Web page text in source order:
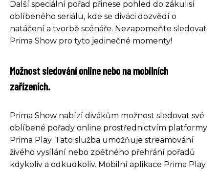
Další speciální pořad přinese pohled do zákulisí
oblíbeného seriálu, kde se diváci dozvědí o
natáčení a tvorbě scénáře. Nezapomeňte sledovat
Prima Show pro tyto jedinečné momenty!
Možnost sledování online nebo na mobilních
zařízeních.
Prima Show nabízí divákům možnost sledovat své
oblíbené pořady online prostřednictvím platformy
Prima Play. Tato služba umožňuje streamování
živého vysílání nebo zpětného přehrání pořadů
kdykoliv a odkudkoliv. Mobilní aplikace Prima Play